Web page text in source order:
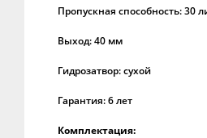
Пропускная способность: 30
Выход: 40 мм
Гидрозатвор: сухой
Гарантия: 6 лет
Комплектация: